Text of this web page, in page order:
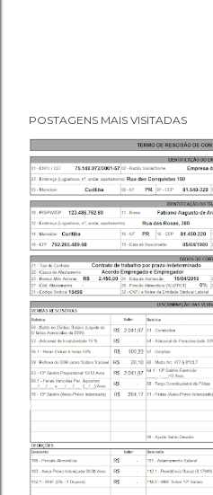
POSTAGENS MAIS VISITADAS